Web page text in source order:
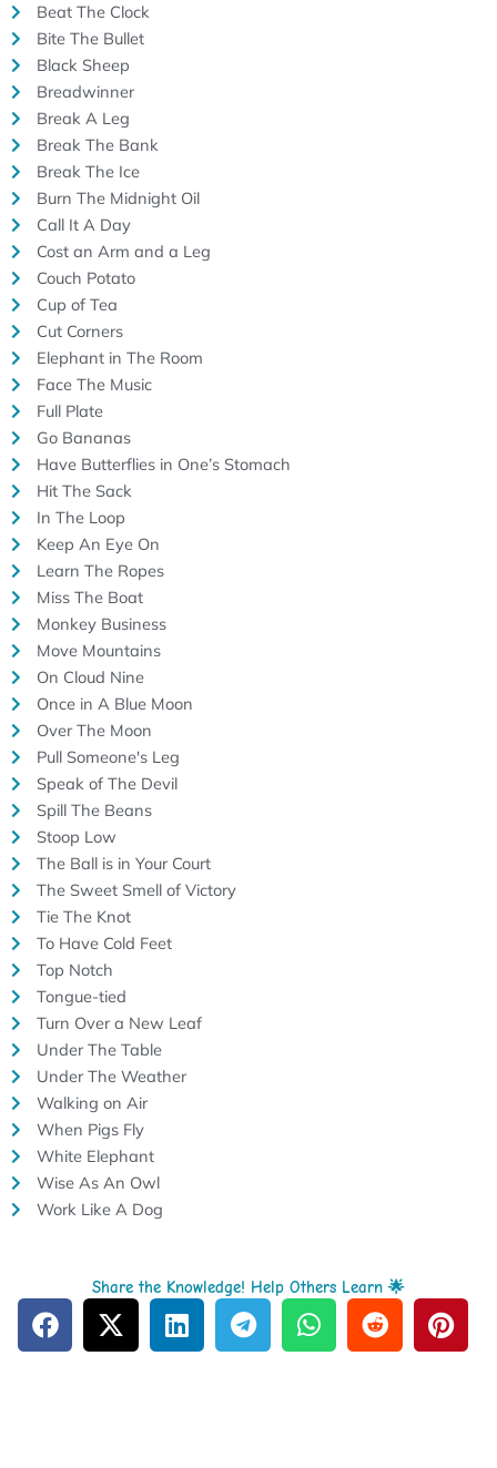
Beat The Clock
Bite The Bullet
Black Sheep
Breadwinner
Break A Leg
Break The Bank
Break The Ice
Burn The Midnight Oil
Call It A Day
Cost an Arm and a Leg
Couch Potato
Cup of Tea
Cut Corners
Elephant in The Room
Face The Music
Full Plate
Go Bananas
Have Butterflies in One’s Stomach
Hit The Sack
In The Loop
Keep An Eye On
Learn The Ropes
Miss The Boat
Monkey Business
Move Mountains
On Cloud Nine
Once in A Blue Moon
Over The Moon
Pull Someone's Leg
Speak of The Devil
Spill The Beans
Stoop Low
The Ball is in Your Court
The Sweet Smell of Victory
Tie The Knot
To Have Cold Feet
Top Notch
Tongue-tied
Turn Over a New Leaf
Under The Table
Under The Weather
Walking on Air
When Pigs Fly
White Elephant
Wise As An Owl
Work Like A Dog
Share the Knowledge! Help Others Learn 🌟